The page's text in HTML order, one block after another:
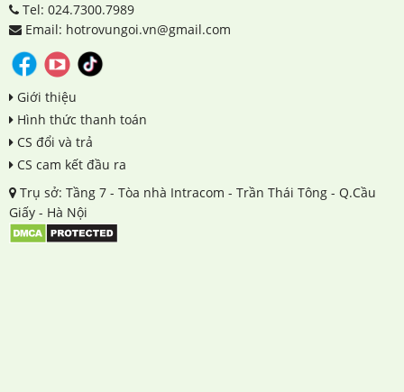
Tel: 024.7300.7989
Email: hotrovungoi.vn@gmail.com
Giới thiệu
Hình thức thanh toán
CS đổi và trả
CS cam kết đầu ra
Trụ sở: Tầng 7 - Tòa nhà Intracom - Trần Thái Tông - Q.Cầu
Giấy - Hà Nội